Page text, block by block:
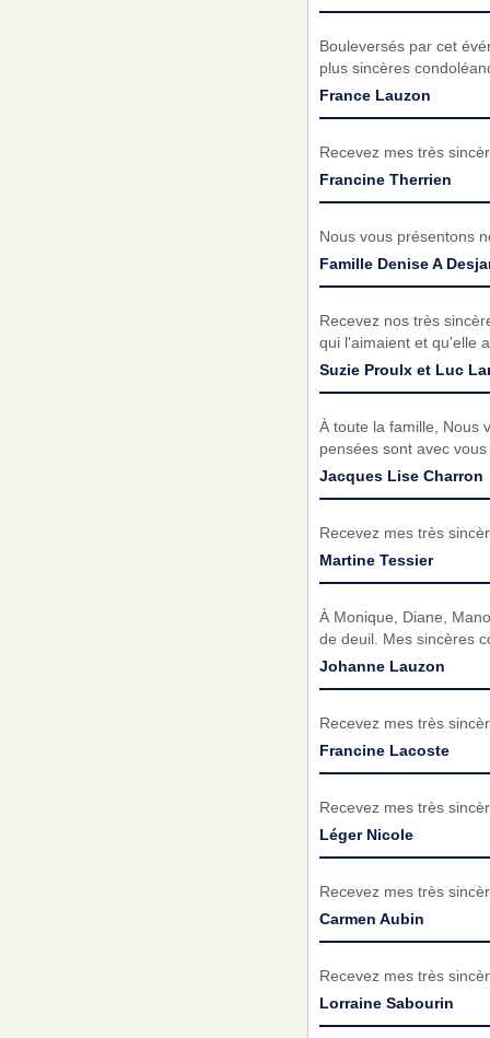
Bouleversés par cet
plus sincères
France Lauzon
Recevez mes très
Francine Therrien
Nous vous présentons
Famille Denise A
Recevez nos très
qui l'aimaient et qu'elle
Suzie Proulx et Luc
À toute la famille, Nous
pensées sont avec
Jacques Lise Charron
Recevez mes très
Martine Tessier
À Monique, Diane,
de deuil. Mes sincères
Johanne Lauzon
Recevez mes très
Francine Lacoste
Recevez mes très
Léger Nicole
Recevez mes très
Carmen Aubin
Recevez mes très
Lorraine Sabourin